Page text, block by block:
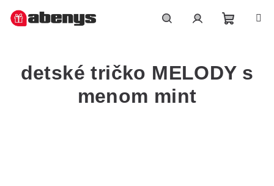
košík
detské tričko MELODY s
menom mint